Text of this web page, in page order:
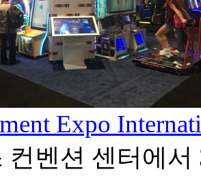
Expo
컨벤션 센터에